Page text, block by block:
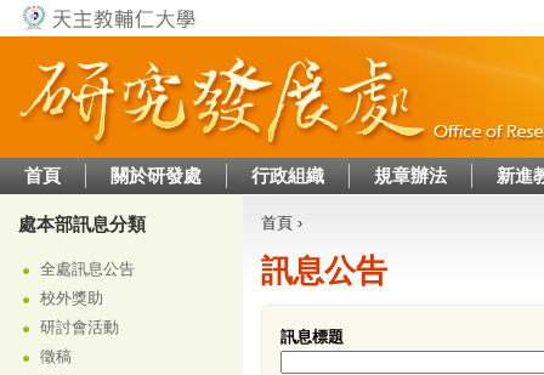
首頁 關於研發處 行政組織 規章辦法 新進
處本部訊息分類
全處訊息公告
校外獎助
研討會活動
徵稿
您在這裡
首頁 ›
訊息公告
訊息標題